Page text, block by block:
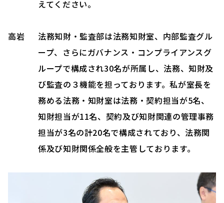
えてください。
高岩
法務知財・監査部は法務知財室、内部監査グル
ープ、さらにガバナンス・コンプライアンスグ
ループで構成され30名が所属し、法務、知財及
び監査の３機能を担っております。私が室長を
務める法務・知財室は法務・契約担当が5名、
知財担当が11名、契約及び知財関連の管理事務
担当が3名の計20名で構成されており、法務関
係及び知財関係全般を主管しております。